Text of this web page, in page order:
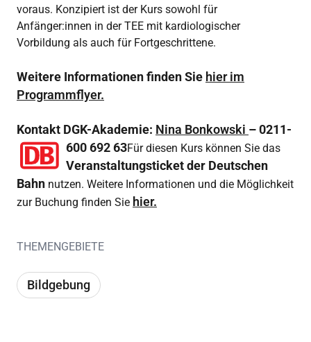
voraus. Konzipiert ist der Kurs sowohl für
Anfänger:innen in der TEE mit kardiologischer
Vorbildung als auch für Fortgeschrittene.
Weitere Informationen finden Sie hier im
Programmflyer.
Kontakt DGK-Akademie: Nina Bonkowski – 0211-
600 692 63Für diesen Kurs können Sie das
Veranstaltungsticket der Deutschen
Bahn nutzen. Weitere Informationen und die Möglichkeit
zur Buchung finden Sie hier.
THEMENGEBIETE
Bildgebung